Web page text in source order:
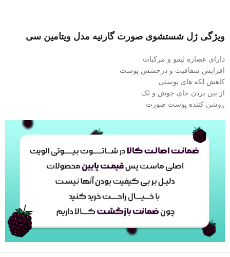
ویژگی ژل شستشوی صورت گارنیه مدل ویتامین سی
دارای عصاره لیمو و مرکبات
افزایش شفافیت و درخشش پوست
کاهش لکه های پوستی
از بین بردن جای جوش و لک
روشن کننده پوست صورت